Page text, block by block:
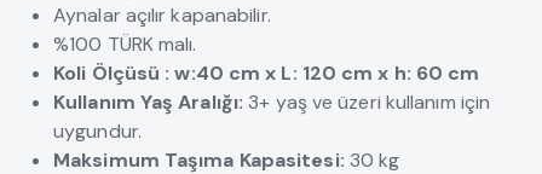
Aynalar açılır kapanabilir.
%100 TÜRK malı.
Koli Ölçüsü : w:40 cm x L: 120 cm x h: 60 cm
Kullanım Yaş Aralığı: 3+ yaş ve üzeri kullanım için
uygundur.
Maksimum Taşıma Kapasitesi: 30 kg